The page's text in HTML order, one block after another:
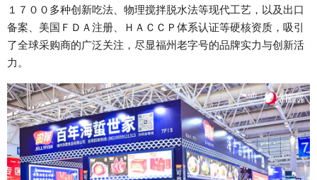
１７００多种创新吃法、物理搅拌脱水法等现代工艺，以及出口
备案、美国ＦＤＡ注册、ＨＡＣＣＰ体系认证等硬核资质，吸引
了全球采购商的广泛关注，尽显福州老字号的品牌实力与创新活
力。